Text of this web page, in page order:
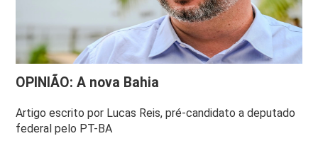
OPINIÃO: A nova Bahia
Artigo escrito por Lucas Reis, pré-candidato a deputado
federal pelo PT-BA